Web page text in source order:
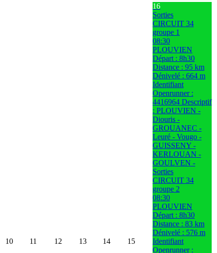
10 11 12 13 14 15
16
Sorties
CIRCUIT 34
groupe 1
08:30
PLOUVIEN
Départ : 8h30
Distance : 95 km
Dénivelé : 664 m
Identifiant
Openrunner :
4416964 Descriptif
: PLOUVIEN -
Diouris -
GROUANEC -
Leuré - Vougo -
GUISSENY -
KERLOUAN -
GOULVEN -
Sorties
CIRCUIT 34
groupe 2
08:30
PLOUVIEN
Départ : 8h30
Distance : 83 km
Dénivelé : 576 m
Identifiant
Openrunner :